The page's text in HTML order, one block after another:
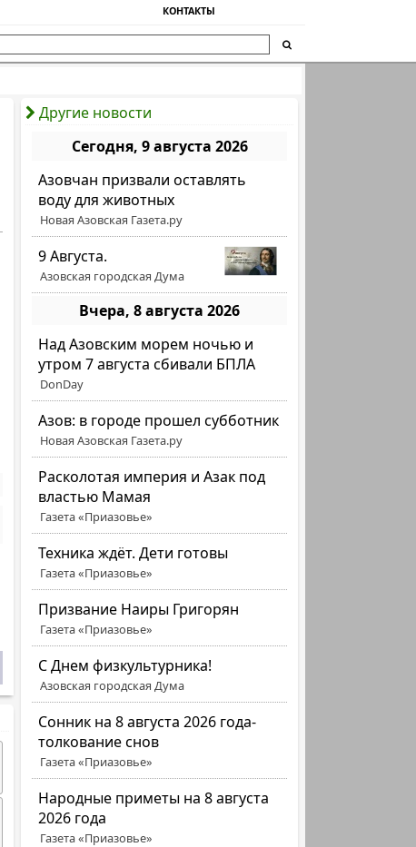
КОНТАКТЫ
Другие новости
Сегодня, 9 августа 2026
Азовчан призвали оставлять
воду для животных
Новая Азовская Газета.ру
9 Августа.
Азовская городская Дума
Вчера, 8 августа 2026
Над Азовским морем ночью и
утром 7 августа сбивали БПЛА
DonDay
Азов: в городе прошел субботник
Новая Азовская Газета.ру
Расколотая империя и Азак под
властью Мамая
Газета «Приазовье»
Техника ждёт. Дети готовы
Газета «Приазовье»
Призвание Наиры Григорян
Газета «Приазовье»
C Днем физкультурника!
Азовская городская Дума
Сонник на 8 августа 2026 года-
толкование снов
Газета «Приазовье»
Народные приметы на 8 августа
2026 года
Газета «Приазовье»